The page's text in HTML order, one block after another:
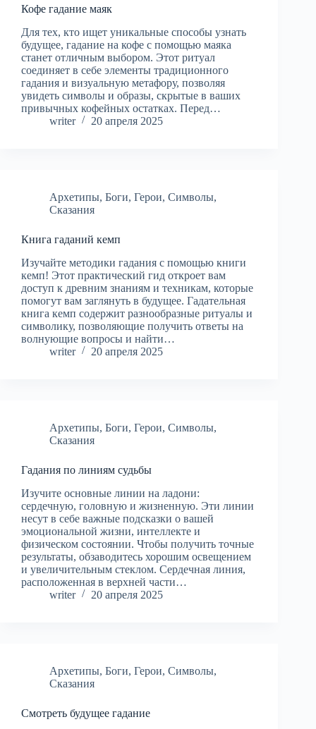
Кофе гадание маяк
Для тех, кто ищет уникальные способы узнать
будущее, гадание на кофе с помощью маяка
станет отличным выбором. Этот ритуал
соединяет в себе элементы традиционного
гадания и визуальную метафору, позволяя
увидеть символы и образы, скрытые в ваших
привычных кофейных остатках. Перед…
writer
20 апреля 2025
Архетипы, Боги, Герои, Символы,
Сказания
Книга гаданий кемп
Изучайте методики гадания с помощью книги
кемп! Этот практический гид откроет вам
доступ к древним знаниям и техникам, которые
помогут вам заглянуть в будущее. Гадательная
книга кемп содержит разнообразные ритуалы и
символику, позволяющие получить ответы на
волнующие вопросы и найти…
writer
20 апреля 2025
Архетипы, Боги, Герои, Символы,
Сказания
Гадания по линиям судьбы
Изучите основные линии на ладони:
сердечную, головную и жизненную. Эти линии
несут в себе важные подсказки о вашей
эмоциональной жизни, интеллекте и
физическом состоянии. Чтобы получить точные
результаты, обзаводитесь хорошим освещением
и увеличительным стеклом. Сердечная линия,
расположенная в верхней части…
writer
20 апреля 2025
Архетипы, Боги, Герои, Символы,
Сказания
Смотреть будущее гадание